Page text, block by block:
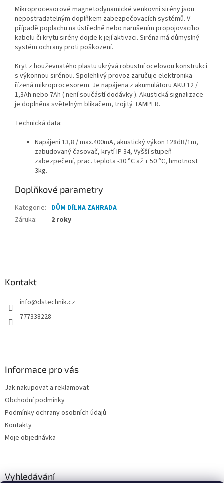
Mikroprocesorové magnetodynamické venkovní sirény jsou
nepostradatelným doplňkem zabezpečovacích systémů. V
případě poplachu na ústředně nebo narušením propojovacího
kabelu či krytu sirény dojde k její aktivaci. Siréna má důmyslný
systém ochrany proti poškození.
Kryt z houževnatého plastu ukrývá robustní ocelovou konstrukci
s výkonnou sirénou. Spolehlivý provoz zaručuje elektronika
řízená mikroprocesorem. Je napájena z akumulátoru AKU 12 /
1,3Ah nebo 7Ah ( není součástí dodávky ). Akustická signalizace
je doplněna světelným blikačem, trojitý TAMPER.
Technická data:
Napájení 13,8 / max.400mA, akustický výkon 128dB/1m,
zabudovaný časovač, krytí IP 34, Vyšší stupeň
zabezpečení, prac. teplota -30 °C až + 50 °C, hmotnost
3kg.
Doplňkové parametry
Kategorie: DŮM DÍLNA ZAHRADA
Záruka: 2 roky
Kontakt
info@dstechnik.cz
777338228
Informace pro vás
Jak nakupovat a reklamovat
Obchodní podmínky
Podmínky ochrany osobních údajů
Kontakty
Moje objednávka
Vyhledávání